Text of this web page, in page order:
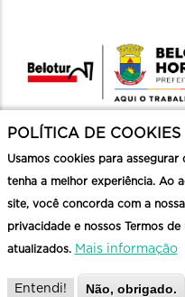
@ Copyright
POLÍTICA DE COOKIES
Usamos cookies para assegurar
tenha a melhor experiência. Ao
site, você concorda com a
privacidade e nossos Termos de
atualizados. Mais informação
Entendi! Não, obrigado.